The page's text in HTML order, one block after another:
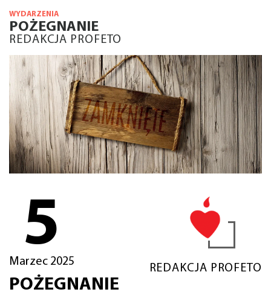
WYDARZENIA
POŻEGNANIE
REDAKCJA PROFETO
5
Marzec 2025
REDAKCJA PROFETO
POŻEGNANIE